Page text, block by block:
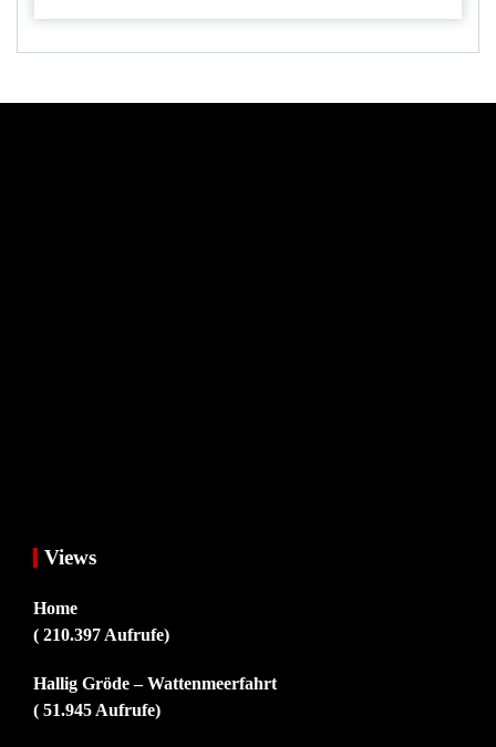
Views
Home
( 210.397 Aufrufe)
Hallig Gröde – Wattenmeerfahrt
( 51.945 Aufrufe)